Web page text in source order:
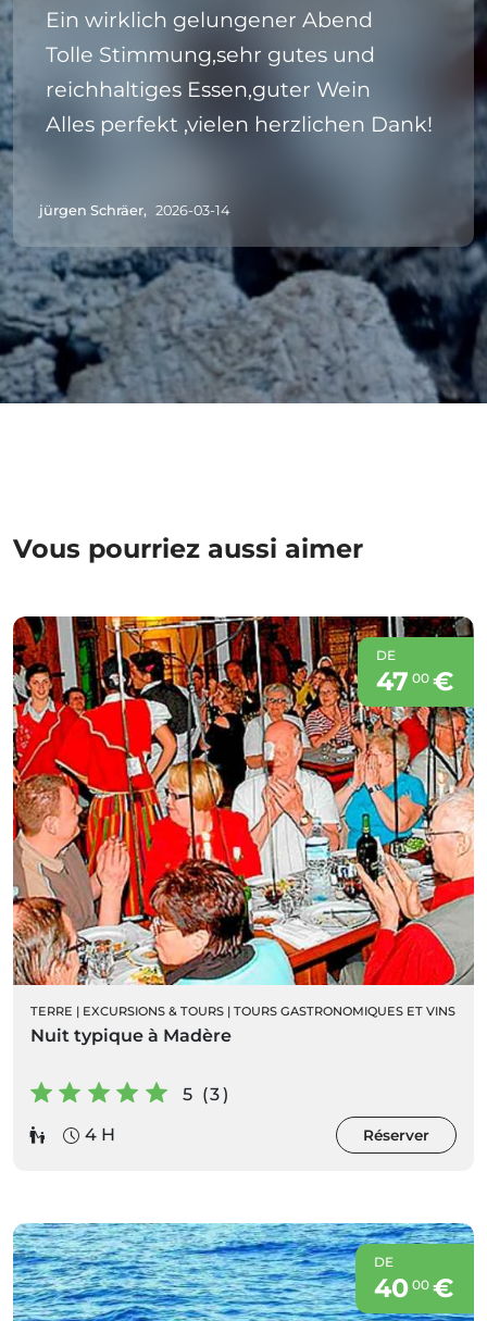
Ein wirklich gelungener Abend
Tolle Stimmung,sehr gutes und
reichhaltiges Essen,guter Wein
Alles perfekt ,vielen herzlichen Dank!
jürgen Schräer, 2026-03-14
Vous pourriez aussi aimer
DE
47 00€
TERRE | EXCURSIONS & TOURS | TOURS GASTRONOMIQUES ET VINS
Nuit typique à Madère
5 (3)
4 H
Réserver
DE
40 00€